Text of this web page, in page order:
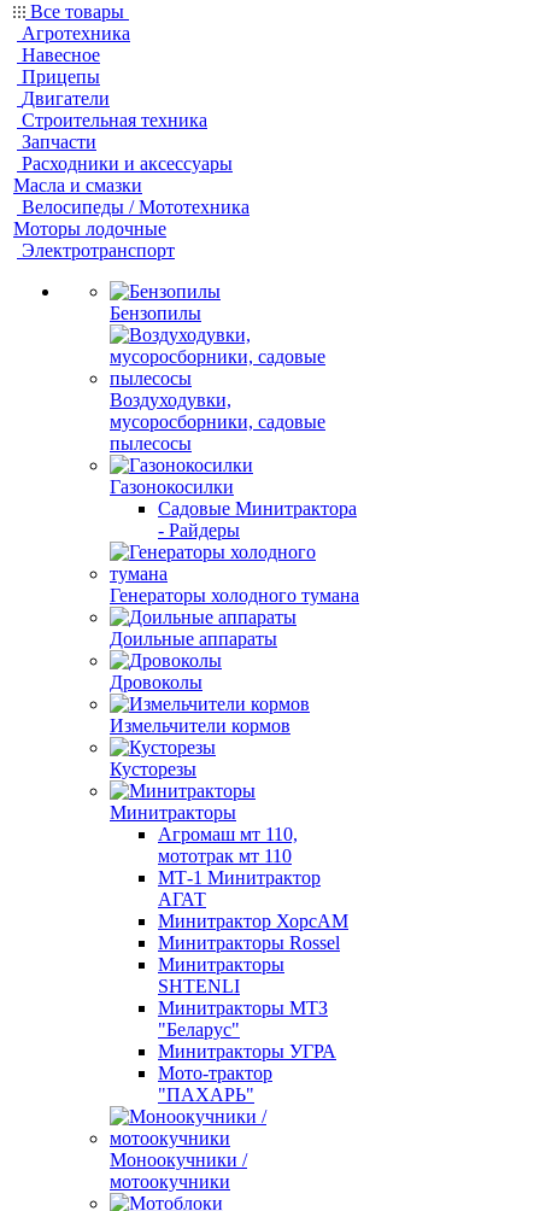
Все товары
Агротехника
Навесное
Прицепы
Двигатели
Строительная техника
Запчасти
Расходники и аксессуары
Масла и смазки
Велосипеды / Мототехника
Моторы лодочные
Электротранспорт
Бензопилы
Воздуходувки,
мусоросборники, cадовые
пылесосы
Газонокосилки
Садовые Минитрактора
- Райдеры
Генераторы холодного тумана
Доильные аппараты
Дровоколы
Измельчители кормов
Кусторезы
Минитракторы
Агромаш мт 110,
мототрак мт 110
МТ-1 Минитрактор
АГАТ
Минитрактор ХорсАМ
Минитракторы Rossel
Минитракторы
SHTENLI
Минитракторы МТЗ
"Беларус"
Минитракторы УГРА
Мото-трактор
"ПАХАРЬ"
Моноокучники /
мотоокучники